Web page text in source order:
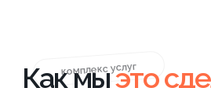
повысило релевантность сниппетов
улучшило их соответствие